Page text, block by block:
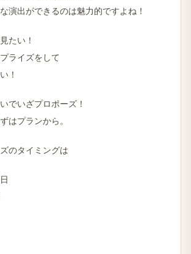
演出が​できるのは​魅力的ですよね！
たい！
ライズを​して
！
で​いざプロポーズ！
は​プランから。
の​タイミングは